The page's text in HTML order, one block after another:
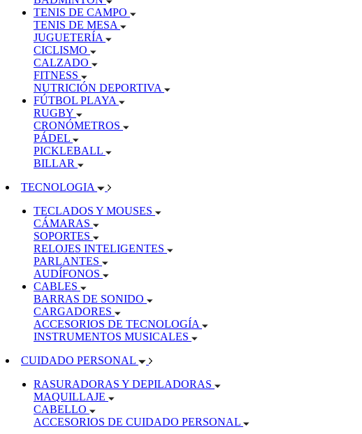
TENIS DE CAMPO
TENIS DE MESA
JUGUETERÍA
CICLISMO
CALZADO
FITNESS
NUTRICIÓN DEPORTIVA
FÚTBOL PLAYA
RUGBY
CRONÓMETROS
PÁDEL
PICKLEBALL
BILLAR
TECNOLOGIA
TECLADOS Y MOUSES
CÁMARAS
SOPORTES
RELOJES INTELIGENTES
PARLANTES
AUDÍFONOS
CABLES
BARRAS DE SONIDO
CARGADORES
ACCESORIOS DE TECNOLOGÍA
INSTRUMENTOS MUSICALES
CUIDADO PERSONAL
RASURADORAS Y DEPILADORAS
MAQUILLAJE
CABELLO
ACCESORIOS DE CUIDADO PERSONAL